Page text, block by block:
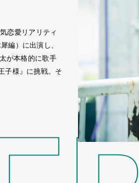
恋愛リアリティ
編）に出演し、
が本格的に歌手
子様』に挑戦。そ